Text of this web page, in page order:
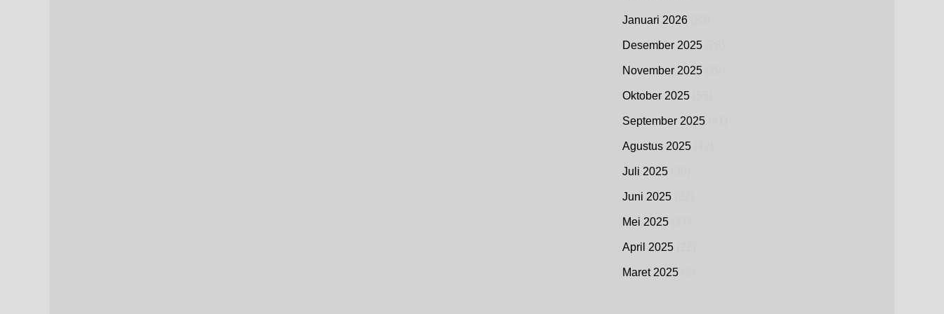
Januari 2026
Desember 2025
November 2025
Oktober 2025
September 2025
Agustus 2025
Juli 2025
Juni 2025
Mei 2025
April 2025
Maret 2025